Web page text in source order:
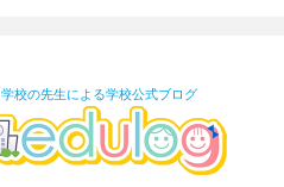
学校の先生による学校公式ブログ